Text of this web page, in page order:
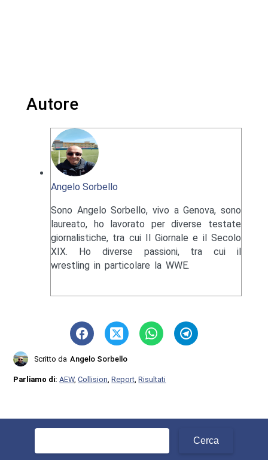
Autore
Angelo Sorbello
Sono Angelo Sorbello, vivo a Genova, sono
laureato, ho lavorato per diverse testate
giornalistiche, tra cui Il Giornale e il Secolo
XIX. Ho diverse passioni, tra cui il
wrestling in particolare la WWE.
Scritto da Angelo Sorbello
Parliamo di:AEW,Collision ,Report ,Risultati